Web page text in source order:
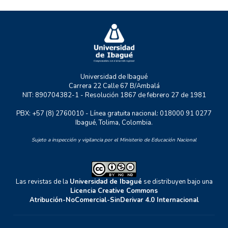
RASTRO URBANO
Universidad de Ibagué
Carrera 22 Calle 67 B/Ambalá
NIT: 890704382-1 - Resolución 1867 de febrero 27 de 1981
PBX: +57 (8) 2760010 - Línea gratuita nacional: 018000 91 0277
Ibagué, Tolima, Colombia.
Sujeto a inspección y vigilancia por el Ministerio de Educación Nacional
Las revistas de la Universidad de Ibagué se distribuyen bajo una
Licencia Creative Commons
Atribución-NoComercial-SinDerivar 4.0 Internacional